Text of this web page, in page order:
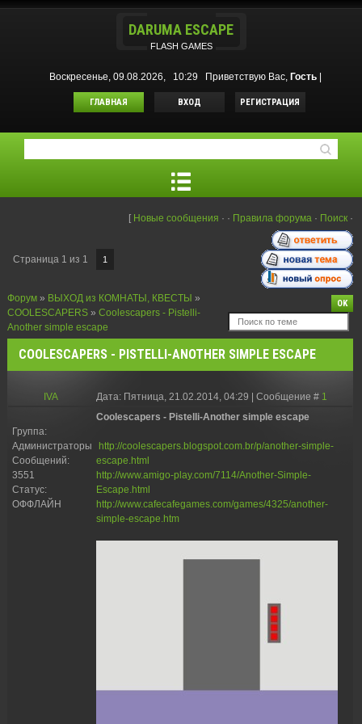
DARUMA ESCAPE
FLASH GAMES
Воскресенье, 09.08.2026, 10:29 Приветствую Вас, Гость|
ГЛАВНАЯ ВХОД РЕГИСТРАЦИЯ
[ Новые сообщения · · Правила форума · Поиск ·
Страница 1 из 1 1
Форум » ВЫХОД из КОМНАТЫ, КВЕСТЫ »
COOLESCAPERS » Coolescapers - Pistelli-
Another simple escape
COOLESCAPERS - PISTELLI-ANOTHER SIMPLE ESCAPE
IVA Дата: Пятница, 21.02.2014, 04:29 | Сообщение # 1
Группа:
Администраторы
Сообщений:
3551
Статус:
ОФФЛАЙН
Coolescapers - Pistelli-Another simple escape
http://coolescapers.blogspot.com.br/p/another-simple-
escape.html
http://www.amigo-play.com/7114/Another-Simple-
Escape.html
http://www.cafecafegames.com/games/4325/another-
simple-escape.htm